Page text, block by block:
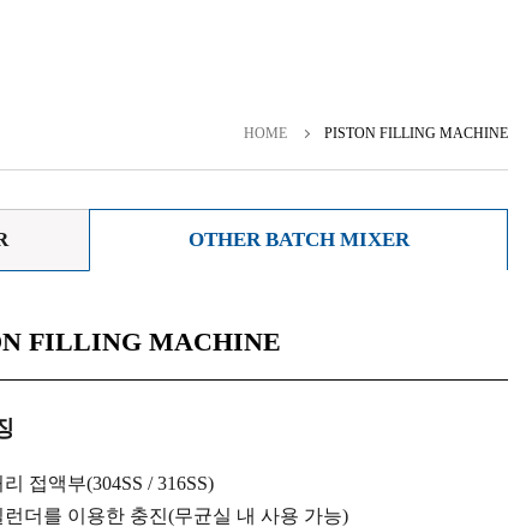
HOME PISTON FILLING MACHINE
OTHER BATCH MIXER
FILLING MACHINE
접액부(304SS / 316SS)
런더를 이용한 충진(무균실 내 사용 가능)